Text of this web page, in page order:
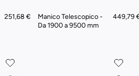
251,68 €
Manico Telescopico -
Da 1900 a 9500 mm
449,79